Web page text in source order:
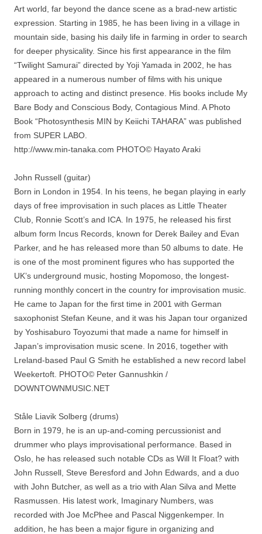
Art world, far beyond the dance scene as a brad-new artistic
expression. Starting in 1985, he has been living in a village in
mountain side, basing his daily life in farming in order to search
for deeper physicality. Since his first appearance in the film
“Twilight Samurai” directed by Yoji Yamada in 2002, he has
appeared in a numerous number of films with his unique
approach to acting and distinct presence. His books include My
Bare Body and Conscious Body, Contagious Mind. A Photo
Book “Photosynthesis MIN by Keiichi TAHARA” was published
from SUPER LABO.
http://www.min-tanaka.com PHOTO© Hayato Araki
John Russell (guitar)
Born in London in 1954. In his teens, he began playing in early
days of free improvisation in such places as Little Theater
Club, Ronnie Scott’s and ICA. In 1975, he released his first
album form Incus Records, known for Derek Bailey and Evan
Parker, and he has released more than 50 albums to date. He
is one of the most prominent figures who has supported the
UK’s underground music, hosting Mopomoso, the longest-
running monthly concert in the country for improvisation music.
He came to Japan for the first time in 2001 with German
saxophonist Stefan Keune, and it was his Japan tour organized
by Yoshisaburo Toyozumi that made a name for himself in
Japan’s improvisation music scene. In 2016, together with
Lreland-based Paul G Smith he established a new record label
Weekertoft. PHOTO© Peter Gannushkin /
DOWNTOWNMUSIC.NET
Ståle Liavik Solberg (drums)
Born in 1979, he is an up-and-coming percussionist and
drummer who plays improvisational performance. Based in
Oslo, he has released such notable CDs as Will It Float? with
John Russell, Steve Beresford and John Edwards, and a duo
with John Butcher, as well as a trio with Alan Silva and Mette
Rasmussen. His latest work, Imaginary Numbers, was
recorded with Joe McPhee and Pascal Niggenkemper. In
addition, he has been a major figure in organizing and